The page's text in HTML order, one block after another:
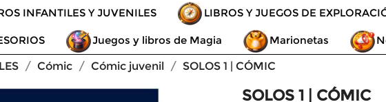
INFANTILES Y JUVENILES LIBROS Y JUEGOS DE
Juegos y libros de Magia Marionetas
Cómic Cómic juvenil SOLOS 1 | CÓMIC
SOLOS 1 | CÓMIC